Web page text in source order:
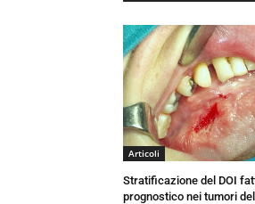
Articoli
Stratificazione del DOI
prognostico nei tumori